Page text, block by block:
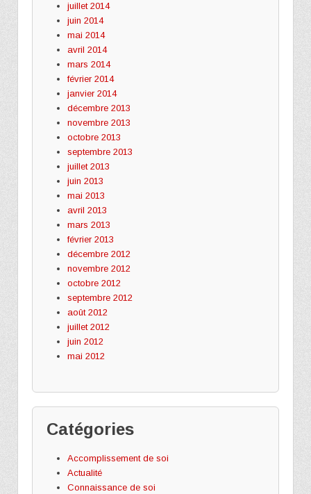
juillet 2014
juin 2014
mai 2014
avril 2014
mars 2014
février 2014
janvier 2014
décembre 2013
novembre 2013
octobre 2013
septembre 2013
juillet 2013
juin 2013
mai 2013
avril 2013
mars 2013
février 2013
décembre 2012
novembre 2012
octobre 2012
septembre 2012
août 2012
juillet 2012
juin 2012
mai 2012
Catégories
Accomplissement de soi
Actualité
Connaissance de soi